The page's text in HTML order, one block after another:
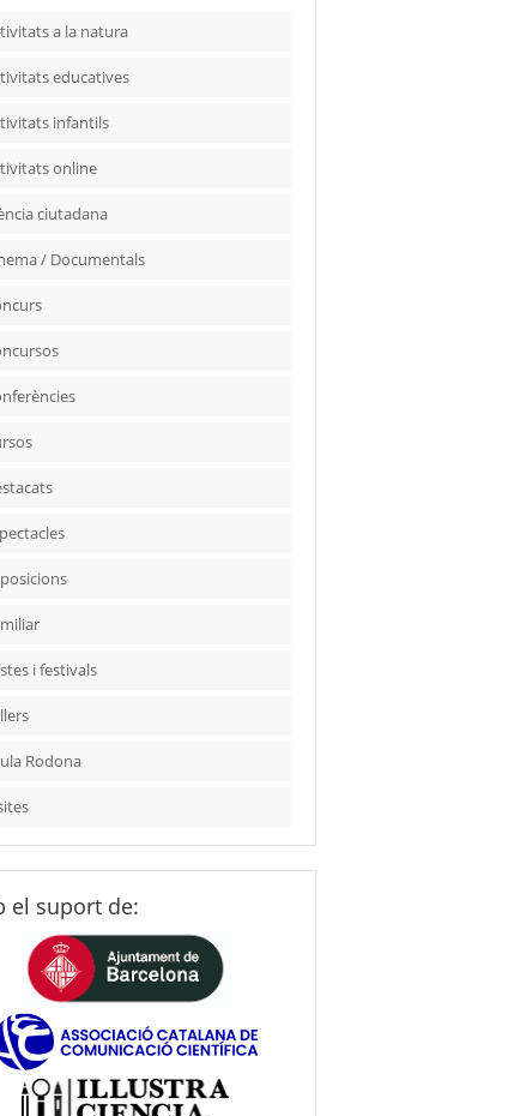
a la natura
educatives
infantils
online
ciutadana
/ Documentals
i festivals
Rodona
el suport de: